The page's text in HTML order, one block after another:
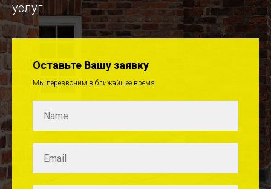
услуг
Оставьте Вашу заявку
Мы перезвоним в ближайшее время